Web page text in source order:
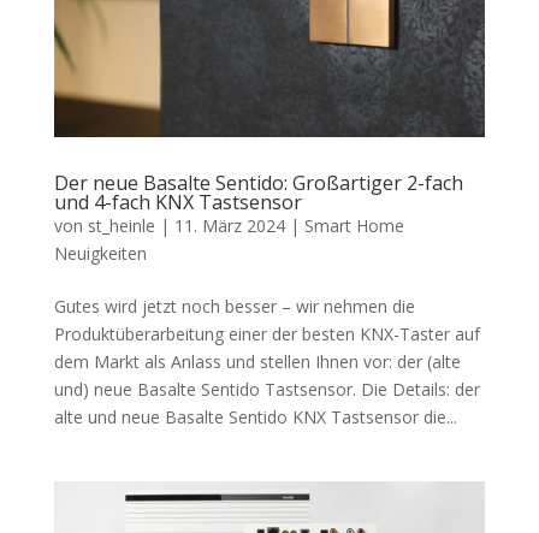
Der neue Basalte Sentido: Großartiger 2-fach
und 4-fach KNX Tastsensor
von st_heinle | 11. März 2024| Smart Home
Neuigkeiten
Gutes wird jetzt noch besser – wir nehmen die
Produktüberarbeitung einer der besten KNX-Taster auf
dem Markt als Anlass und stellen Ihnen vor: der (alte
und) neue Basalte Sentido Tastsensor. Die Details: der
alte und neue Basalte Sentido KNX Tastsensor die...